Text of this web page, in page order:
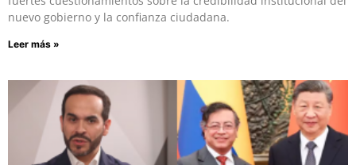
nuevo gobierno y la confianza ciudadana.
Leer más »